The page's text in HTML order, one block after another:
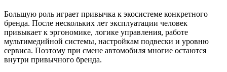
Большую роль играет привычка к экосистеме конкретного
бренда. После нескольких лет эксплуатации человек
привыкает к эргономике, логике управления, работе
мультимедийной системы, настройкам подвески и уровню
сервиса. Поэтому при смене автомобиля многие остаются
внутри привычного бренда.